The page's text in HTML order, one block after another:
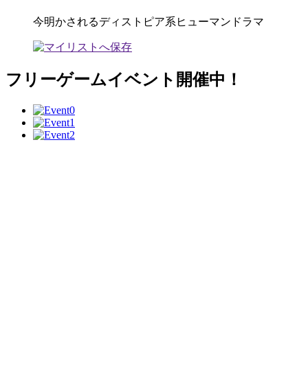
今明かされるディストピア系ヒューマンドラマ
フリーゲームイベント開催中！